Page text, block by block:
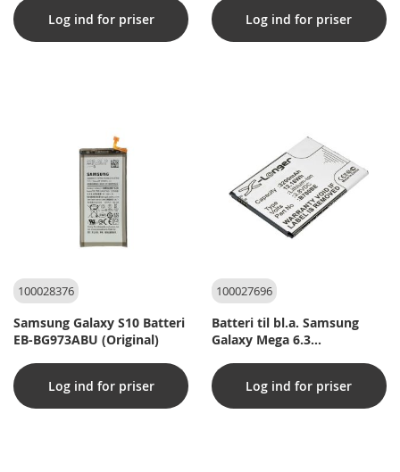
Log ind for priser
Log ind for priser
100028376
Samsung Galaxy S10 Batteri
EB-BG973ABU (Original)
Log ind for priser
100027696
Batteri til bl.a. Samsung
Galaxy Mega 6.3
Log ind for priser